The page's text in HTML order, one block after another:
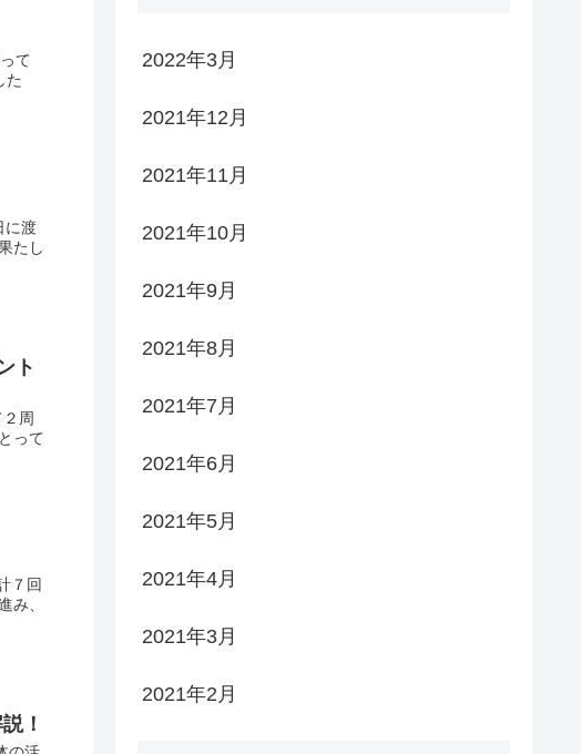
て
た
に渡
たし
ト
周
って
７回
み、
！
2022年3月
2021年12月
2021年11月
2021年10月
2021年9月
2021年8月
2021年7月
2021年6月
2021年5月
2021年4月
2021年3月
2021年2月